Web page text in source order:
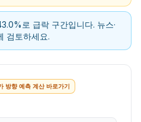
로 급락 구간입니다. 뉴스·
검토하세요.
방향 예측 계산 바로가기